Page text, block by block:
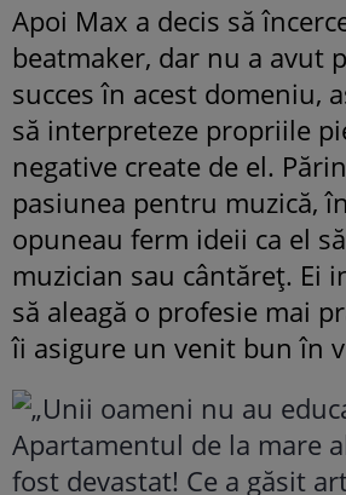
Apoi Max a decis să
beatmaker, dar nu a avut
succes în acest domeniu,
să interpreteze propriile
negative create de el.
pasiunea pentru muzică,
opuneau ferm ideii ca el
muzician sau cântăreț. Ei
să aleagă o profesie mai
îi asigure un venit bun în